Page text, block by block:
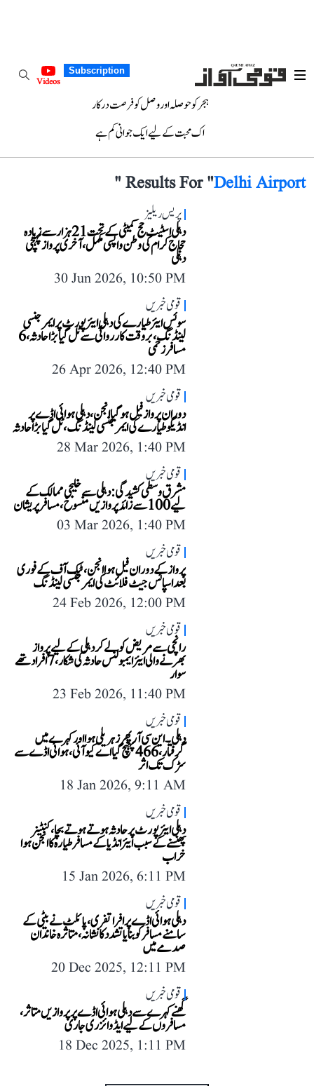
Subscription
Videos
ہجر کو حوصلہ اور وصل کو فرصت درکار
اک محبت کے لیے ایک جوانی کم ہے
Results For "Delhi Airport
"
پریس ریلیز
دہلی اسٹیٹ حج کمیٹی کے تحت 21 ہزار سے زیادہ
حجاج کرام کی وطن واپسی مکمل، آخری پرواز پہنچی
دہلی
30 Jun 2026, 10:50 PM
قومی خبریں
سوئس ایئر طیارے کی دہلی ایئرپورٹ پر ایمرجنسی
لینڈنگ، بروقت کارروائی سے ٹل گیا بڑا حادثہ، 6
مسافر زخمی
26 Apr 2026, 12:40 PM
قومی خبریں
دوران پرواز فیل ہوگیا انجن، دہلی ہوائی اڈے پر
انڈیگو طیارے کی ایمرجنسی لینڈنگ، ٹل گیا بڑا حادثہ
28 Mar 2026, 1:40 PM
قومی خبریں
مشرق وسطی کشیدگی: دہلی سے خلیجی ممالک کے
لیے 100 سے زائد پروازیں منسوخ، مسافر پریشان
03 Mar 2026, 1:40 PM
قومی خبریں
پرواز کے دوران فیل ہوا انجن، ٹیک آف کے فوری
بعد اسپائس جیٹ فلائٹ کی ایمرجنسی لینڈنگ
24 Feb 2026, 12:00 PM
قومی خبریں
رانچی سے مریض کو لے کر دہلی کے لیے پرواز
بھرنے والی ایئر ایمبولنس حادثہ کی شکار، 7 افراد تھے
سوار
23 Feb 2026, 11:40 PM
قومی خبریں
دہلی۔ این سی آر پھر زہریلی ہوا اور کہرے میں
گرفتار، 466 پہنچ گیا اے کیو آئی، ہوائی اڈے سے
سڑک تک اثر
18 Jan 2026, 9:11 AM
قومی خبریں
دہلی ایئرپورٹ پر حادثہ ہوتے ہوتے بچا، کنٹینر
پھنسنے کے سبب ایئر انڈیا کے مسافر طیارہ کا انجن ہوا
خراب
15 Jan 2026, 6:11 PM
قومی خبریں
دہلی ہوائی اڈے پر افراتفری، پائلٹ نے بیٹی کے
سامنے مسافر کو بنایا تشدد کا نشانہ، متاثرہ خاندان
صدمے میں
20 Dec 2025, 12:11 PM
قومی خبریں
گھنے کہرے سے دہلی ہوائی اڈے پر پروازیں متاثر،
مسافروں کے لیے ایڈوائزری جاری
18 Dec 2025, 1:11 PM